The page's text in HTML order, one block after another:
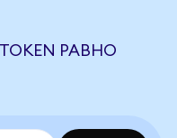
TOKEN РАВНО